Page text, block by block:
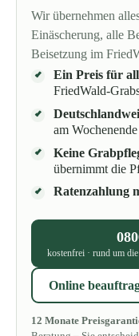
Wir übernehmen
Einäscherung, alle
Beisetzung im
Ein Preis für
FriedWald-
am Wochenende
Keine
übernimmt die
Ratenzahlung
kostenfrei · rund um
Online
12 Monate